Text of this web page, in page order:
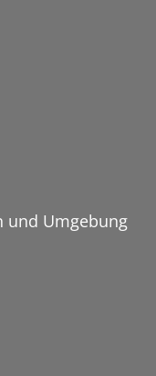
und Umgebung